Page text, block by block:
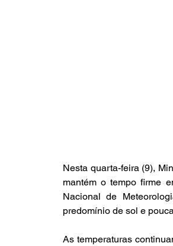
Nesta quarta-feira (9),
mantém o tempo firme
Nacional de
predomínio de sol e
As temperaturas